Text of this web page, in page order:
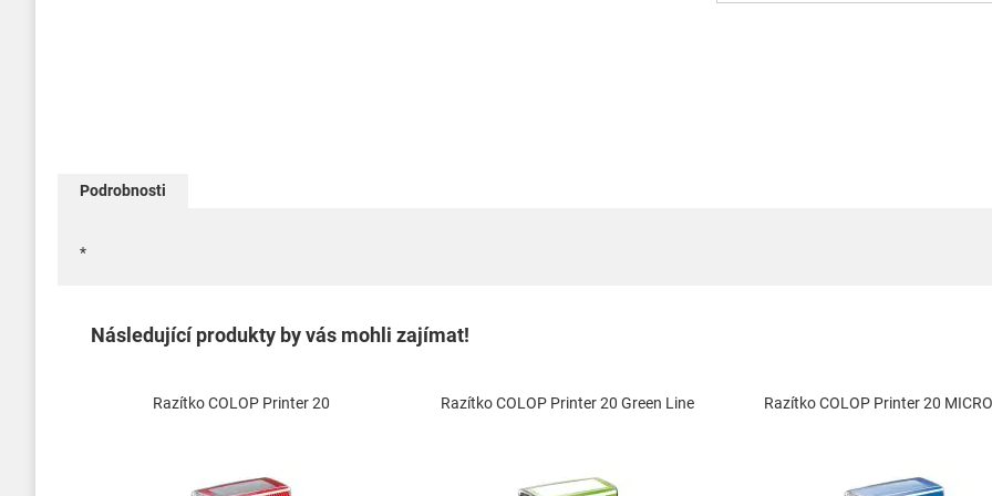
začátek
Podrobnosti
*
Následující produkty by vás mohli zajímat!
Razítko COLOP Printer 20 Razítko COLOP Printer 20 Green Line Razítko COLOP Printer 20